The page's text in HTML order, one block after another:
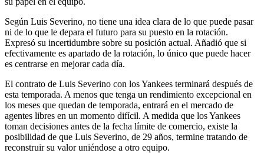
Según Luis Severino, no tiene una idea clara de lo que puede pasar
ni de lo que le depara el futuro para su puesto en la rotación.
Expresó su incertidumbre sobre su posición actual. Añadió que si
efectivamente es apartado de la rotación, lo único que puede hacer
es centrarse en mejorar cada día.
El contrato de Luis Severino con los Yankees terminará después de
esta temporada. A menos que tenga un rendimiento excepcional en
los meses que quedan de temporada, entrará en el mercado de
agentes libres en un momento difícil. A medida que los Yankees
toman decisiones antes de la fecha límite de comercio, existe la
posibilidad de que Luis Severino, de 29 años, termine tratando de
reconstruir su valor uniéndose a otro equipo.